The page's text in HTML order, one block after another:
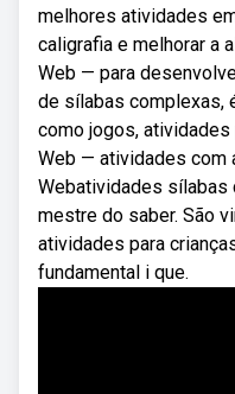
melhores atividades
caligrafia e melhorar a
Web — para
de sílabas complexas,
como jogos,
Web — atividades com
Webatividades
mestre do saber. São
atividades para
fundamental i que.